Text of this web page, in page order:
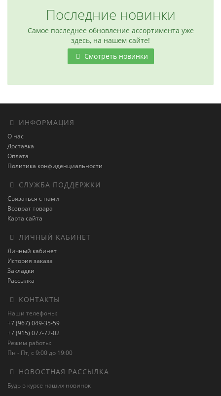
Последние новинки
Самое последнее обновление ассортимента уже
здесь, на нашем сайте!
Смотреть новинки
ИНФОРМАЦИЯ
О нас
Доставка
Оплата
Политика конфиденциальности
СЛУЖБА ПОДДЕРЖКИ
Связаться с нами
Возврат товара
Карта сайта
ЛИЧНЫЙ КАБИНЕТ
Личный кабинет
История заказа
Закладки
Рассылка
КОНТАКТЫ
Наши телефоны:
+7 (967) 049-35-59
+7 (915) 077-72-02
Режим работы:
Пн - Пт, с 9:00 до 19:00
НОВОСТНАЯ РАССЫЛКА
Будь в курсе наших новинок